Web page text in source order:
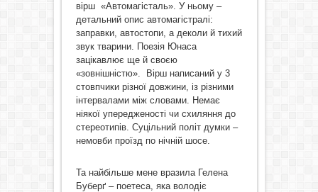
вірш «Автомагісталь». У ньому –
детальний опис автомагістралі:
заправки, автостопи, а деколи й тихий
звук тварини. Поезія Юнаса
зацікавлює ще й своєю
«зовнішністю». Вірш написаний у 3
стовпчики різної довжини, із різними
інтервалами між словами. Немає
ніякої упередженості чи схиляння до
стереотипів. Суцільний політ думки –
немовби проїзд по нічній шосе.
Та найбільше мене вразила Гелена
Буберґ – поетеса, яка володіє